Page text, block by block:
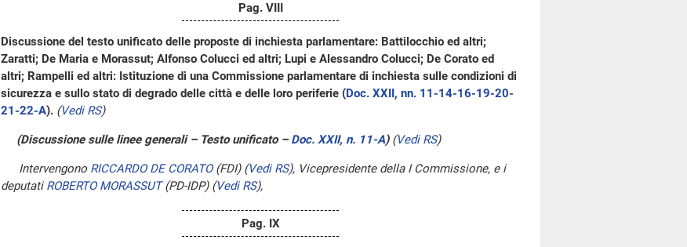
Pag. VIII
Discussione del testo unificato delle proposte di inchiesta parlamentare: Battilocchio ed altri;
Zaratti; De Maria e Morassut; Alfonso Colucci ed altri; Lupi e Alessandro Colucci; De Corato ed
altri; Rampelli ed altri: Istituzione di una Commissione parlamentare di inchiesta sulle condizioni di
sicurezza e sullo stato di degrado delle città e delle loro periferie (Doc. XXII, nn. 11-14-16-19-20-
21-22-A). (Vedi RS)
(Discussione sulle linee generali – Testo unificato – Doc. XXII, n. 11-A) (Vedi RS)
Intervengono RICCARDO DE CORATO(FDI) (Vedi RS), Vicepresidente della I Commissione, e i
deputati ROBERTO MORASSUT(PD-IDP) (Vedi RS),
Pag. IX